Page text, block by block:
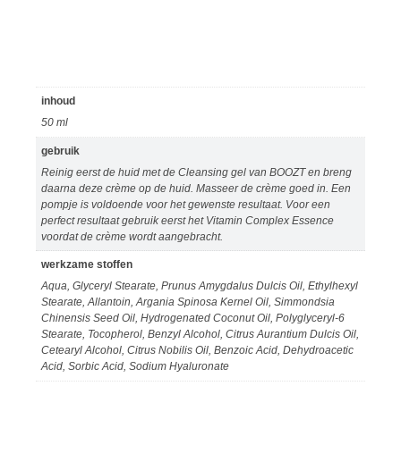
inhoud
50 ml
gebruik
Reinig eerst de huid met de Cleansing gel van BOOZT en breng
daarna deze crème op de huid. Masseer de crème goed in. Een
pompje is voldoende voor het gewenste resultaat. Voor een
perfect resultaat gebruik eerst het Vitamin Complex Essence
voordat de crème wordt aangebracht.
werkzame stoffen
Aqua, Glyceryl Stearate, Prunus Amygdalus Dulcis Oil, Ethylhexyl
Stearate, Allantoin, Argania Spinosa Kernel Oil, Simmondsia
Chinensis Seed Oil, Hydrogenated Coconut Oil, Polyglyceryl-6
Stearate, Tocopherol, Benzyl Alcohol, Citrus Aurantium Dulcis Oil,
Cetearyl Alcohol, Citrus Nobilis Oil, Benzoic Acid, Dehydroacetic
Acid, Sorbic Acid, Sodium Hyaluronate